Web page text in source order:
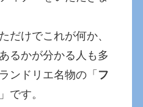
だけでこれが何か、
るかが分かる人も多
ンドリエ名物の「 フ
」です。